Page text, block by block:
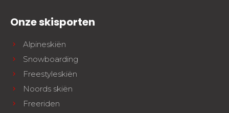
Onze skisporten
Alpineskiën
Snowboarding
Freestyleskiën
Noords skiën
Freeriden